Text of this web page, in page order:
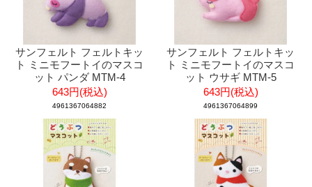
サンフェルト フェルトキッ
ト ミニモフートイのマスコ
ット パンダ MTM-4
643円(税込)
4961367064882
サンフェルト フェルトキッ
ト ミニモフートイのマスコ
ット ウサギ MTM-5
643円(税込)
4961367064899